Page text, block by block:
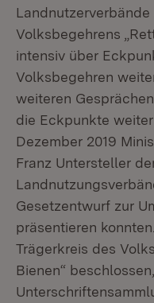
Volksbegehrens
intensiv über
Volksbegehren
weiteren
die Eckpunkte
Dezember 2019
Franz Untersteller
Gesetzentwurf zur
präsentieren
Trägerkreis des
Bienen“